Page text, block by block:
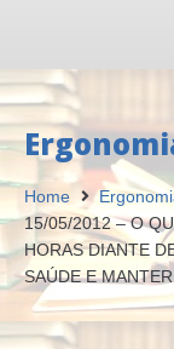
Home
15/05/2012 – O
HORAS DIANTE
SAÚDE E